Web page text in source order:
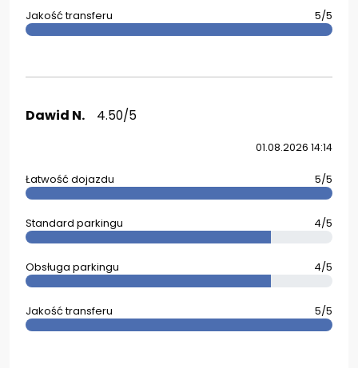
Jakość transferu 5/5
Dawid N. 4.50/5
01.08.2026 14:14
Łatwość dojazdu 5/5
Standard parkingu 4/5
Obsługa parkingu 4/5
Jakość transferu 5/5